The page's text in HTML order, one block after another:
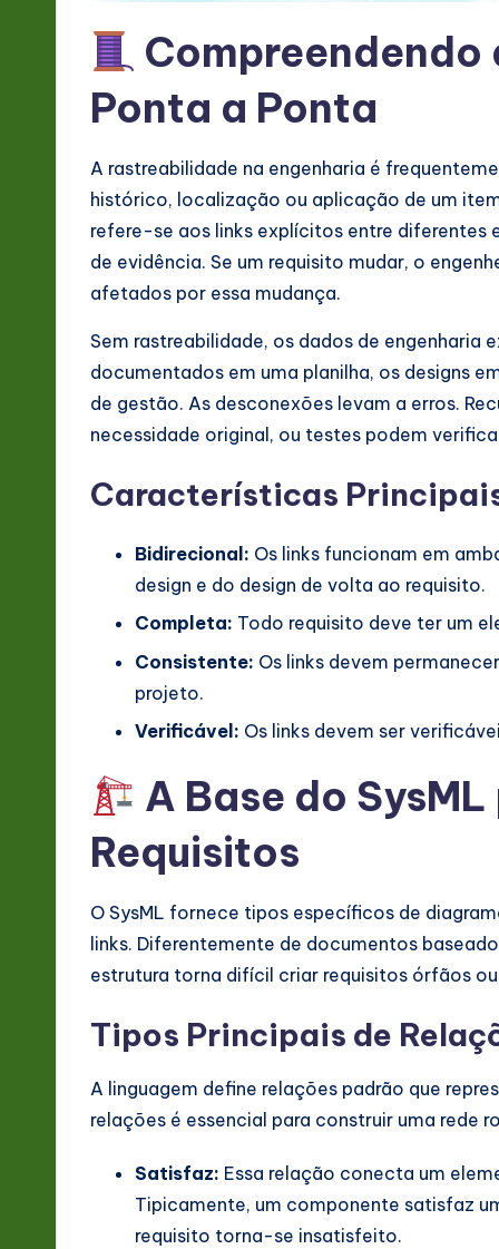
w
In
Ponta a Ponta
A rastreabilidade na engenharia é
histórico, localização ou aplicação de um
refere-se aos links explícitos entre diferentes
de evidência. Se um requisito mudar, o
afetados por essa mudança.
Sem rastreabilidade, os dados de engenharia
documentados em uma planilha, os designs
de gestão. As desconexões levam a erros.
necessidade original, ou testes podem
Características
Bidirecional: Os links funcionam em
design e do design de volta ao requisito.
Completa: Todo requisito deve ter um
Consistente: Os links devem
projeto.
Verificável: Os links devem ser
A Base do
Requisitos
O SysML fornece tipos específicos de
links. Diferentemente de documentos
estrutura torna difícil criar requisitos órfãos
Tipos Principais de
A linguagem define relações padrão que
relações é essencial para construir uma rede
Satisfaz: Essa relação conecta um
Tipicamente, um componente satisfaz
requisito torna-se insatisfeito.